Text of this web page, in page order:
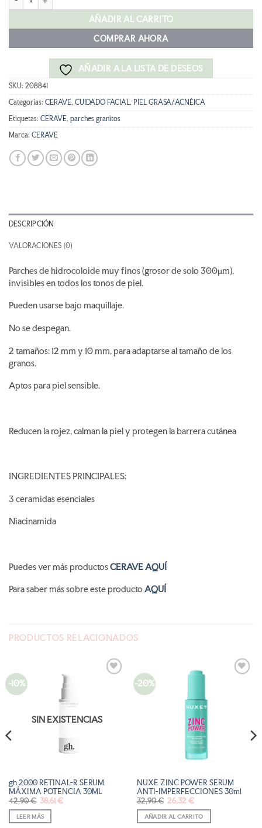
10,50 €.9,45 €.
AÑADIR AL CARRITO
COMPRAR AHORA
AÑADIR A LA LISTA DE DESEOS
SKU: 208841
Categorías: CERAVE, CUIDADO FACIAL, PIEL GRASA/ACNÉICA
Etiquetas: CERAVE, parches granitos
Marca: CERAVE
DESCRIPCIÓN
VALORACIONES (0)
Parches de hidrocoloide muy finos (grosor de solo 300µm),
invisibles en todos los tonos de piel.
Pueden usarse bajo maquillaje.
No se despegan.
2 tamaños: 12 mm y 10 mm, para adaptarse al tamaño de los
granos.
Aptos para piel sensible.
Reducen la rojez, calman la piel y protegen la barrera cutánea
INGREDIENTES PRINCIPALES:
3 ceramidas esenciales
Niacinamida
Puedes ver más productosCERAVE AQUÍ
Para saber más sobre este producto AQUÍ
PRODUCTOS RELACIONADOS
-10%
DESEOS
SIN EXISTENCIAS
gh 2000 RETINAL-R SERUM
MÁXIMA POTENCIA 30ML
42,90€ El
precio
original
era:
42,90 €.
38,61€El
LEER MÁS
-20%
NUXE ZINC POWER SERUM
ANTI-IMPERFECCIONES 30ml
32,90€ El
precio
original
era:
32,90 €.
26,32€El
actual
es:
26,32 €.
AÑADIR AL CARRITO